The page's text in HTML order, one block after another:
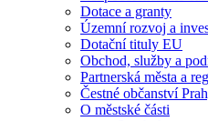
Dotace a granty
Územní rozvoj a
Dotační tituly EU
Obchod, služby a
Partnerská města a
Čestné občanství
O městské části